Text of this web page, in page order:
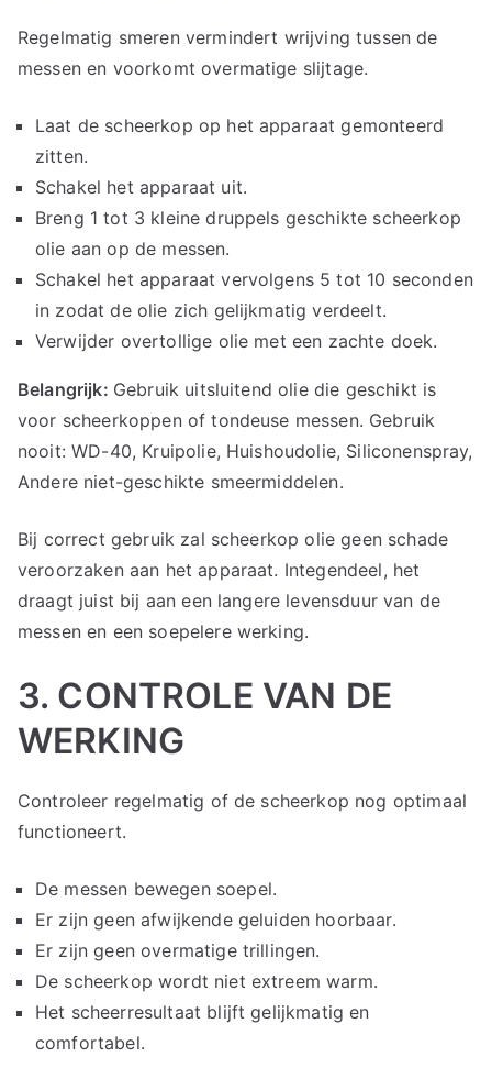
Regelmatig smeren vermindert wrijving tussen de
messen en voorkomt overmatige slijtage.
Laat de scheerkop op het apparaat gemonteerd
zitten.
Schakel het apparaat uit.
Breng 1 tot 3 kleine druppels geschikte scheerkop
olie aan op de messen.
Schakel het apparaat vervolgens 5 tot 10 seconden
in zodat de olie zich gelijkmatig verdeelt.
Verwijder overtollige olie met een zachte doek.
Belangrijk: Gebruik uitsluitend olie die geschikt is
voor scheerkoppen of tondeuse messen. Gebruik
nooit: WD-40, Kruipolie, Huishoudolie, Siliconenspray,
Andere niet-geschikte smeermiddelen.
Bij correct gebruik zal scheerkop olie geen schade
veroorzaken aan het apparaat. Integendeel, het
draagt juist bij aan een langere levensduur van de
messen en een soepelere werking.
3. CONTROLE VAN DE
WERKING
Controleer regelmatig of de scheerkop nog optimaal
functioneert.
De messen bewegen soepel.
Er zijn geen afwijkende geluiden hoorbaar.
Er zijn geen overmatige trillingen.
De scheerkop wordt niet extreem warm.
Het scheerresultaat blijft gelijkmatig en
comfortabel.